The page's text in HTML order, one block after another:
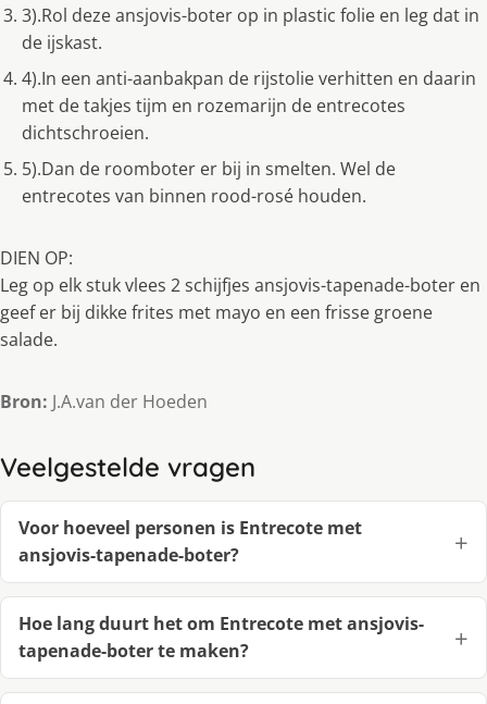
3).Rol deze ansjovis-boter op in plastic folie en leg dat in
de ijskast.
4).In een anti-aanbakpan de rijstolie verhitten en daarin
met de takjes tijm en rozemarijn de entrecotes
dichtschroeien.
5).Dan de roomboter er bij in smelten. Wel de
entrecotes van binnen rood-rosé houden.
DIEN OP:
Leg op elk stuk vlees 2 schijfjes ansjovis-tapenade-boter en
geef er bij dikke frites met mayo en een frisse groene
salade.
Bron: J.A.van der Hoeden
Veelgestelde vragen
Voor hoeveel personen is Entrecote met
ansjovis-tapenade-boter?
Hoe lang duurt het om Entrecote met ansjovis-
tapenade-boter te maken?